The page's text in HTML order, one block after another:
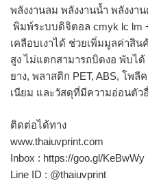
พลังงานลม พลังงานน้ำ พลังงา
พิมพ์ระบบดิจิตอล cmyk lc lm
เคลือบเงาได้ ช่วยเพิ่มมูลค่า
สูง ไม่แตกสามารถบิดงอ พับไ
ยาง, พลาสติก PET, ABS, โพ
เนียม และวัสดุที่มีความอ่อนตัว
ติดต่อได้ทาง
www.thaiuvprint.com
Inbox : https://goo.gl/KeBwWy
Line ID : @thaiuvprint